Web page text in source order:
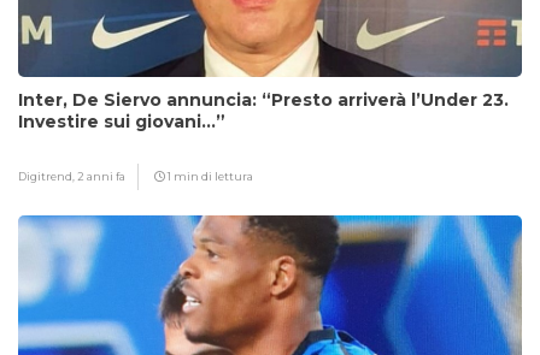
Inter, De Siervo annuncia: “Presto arriverà l’Under 23.
Investire sui giovani…”
Digitrend, 2 anni fa 1 min di lettura